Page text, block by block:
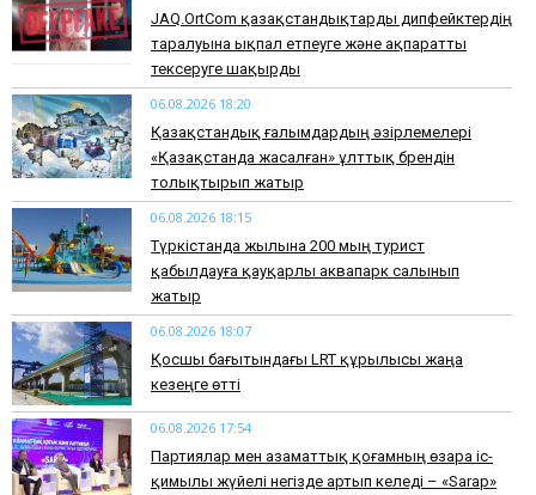
JAQ.OrtCom қазақстандықтарды дипфейктердің
таралуына ықпал етпеуге және ақпаратты
тексеруге шақырды
06.08.2026 18:20
Қазақстандық ғалымдардың әзірлемелері
«Қазақстанда жасалған» ұлттық брендін
толықтырып жатыр
06.08.2026 18:15
Түркістанда жылына 200 мың турист
қабылдауға қауқарлы аквапарк салынып
жатыр
06.08.2026 18:07
Қосшы бағытындағы LRT құрылысы жаңа
кезеңге өтті
06.08.2026 17:54
Партиялар мен азаматтық қоғамның өзара іс-
қимылы жүйелі негізде артып келеді – «Sarap»